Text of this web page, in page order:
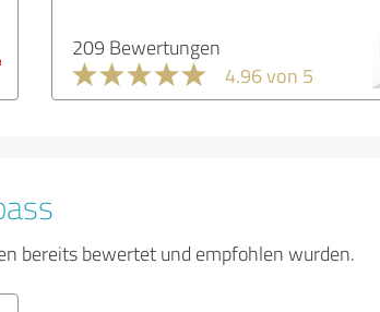
209 Bewertungen
4.96 von 5
bereits bewertet und empfohlen wurden.